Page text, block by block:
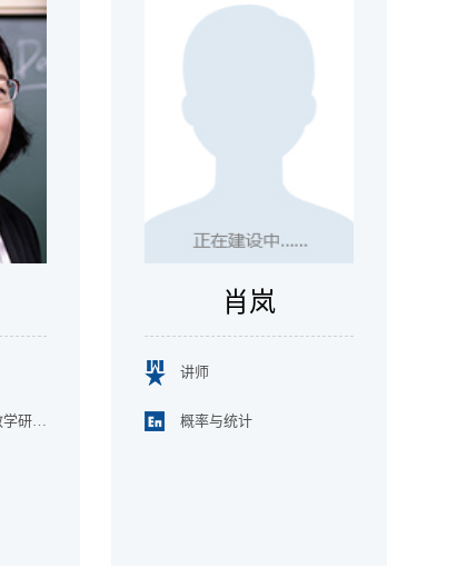
概率与统计、数学教学研究中心
肖岚
讲师
概率与统计